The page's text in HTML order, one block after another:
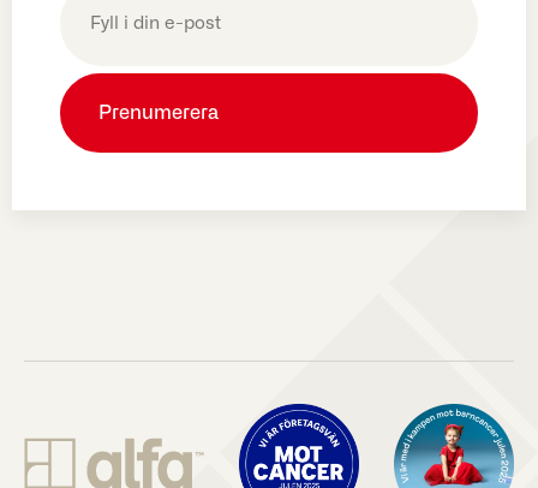
(Obligatoriskt)